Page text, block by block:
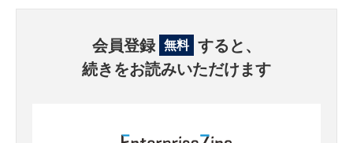
会員登録 無料 すると、
続きをお読みいただけます